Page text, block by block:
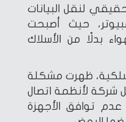
لنقل البيانات
حيث أصبحت
بدلًا من الأسلاك
ظهرت مشكلة
شركة لأنظمة اتصال
توافق الأجهزة